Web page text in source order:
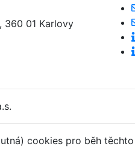
360 01 Karlovy
cookies pro běh